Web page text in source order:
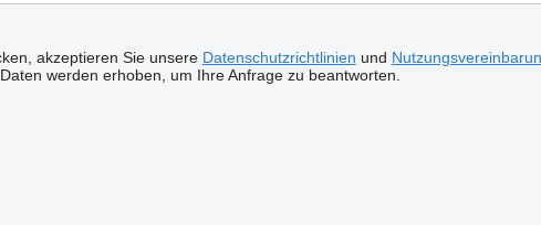
akzeptieren Sie unsere Datenschutzrichtlinien und
werden erhoben, um Ihre Anfrage zu beantworten.